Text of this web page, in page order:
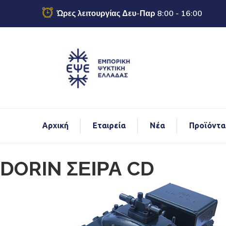
Ώρες λειτουργίας Δευ-Παρ 8:00 - 16:00
Αρχική Εταιρεία Νέα Προϊόντα
DORIN ΣΕΙΡΑ CD